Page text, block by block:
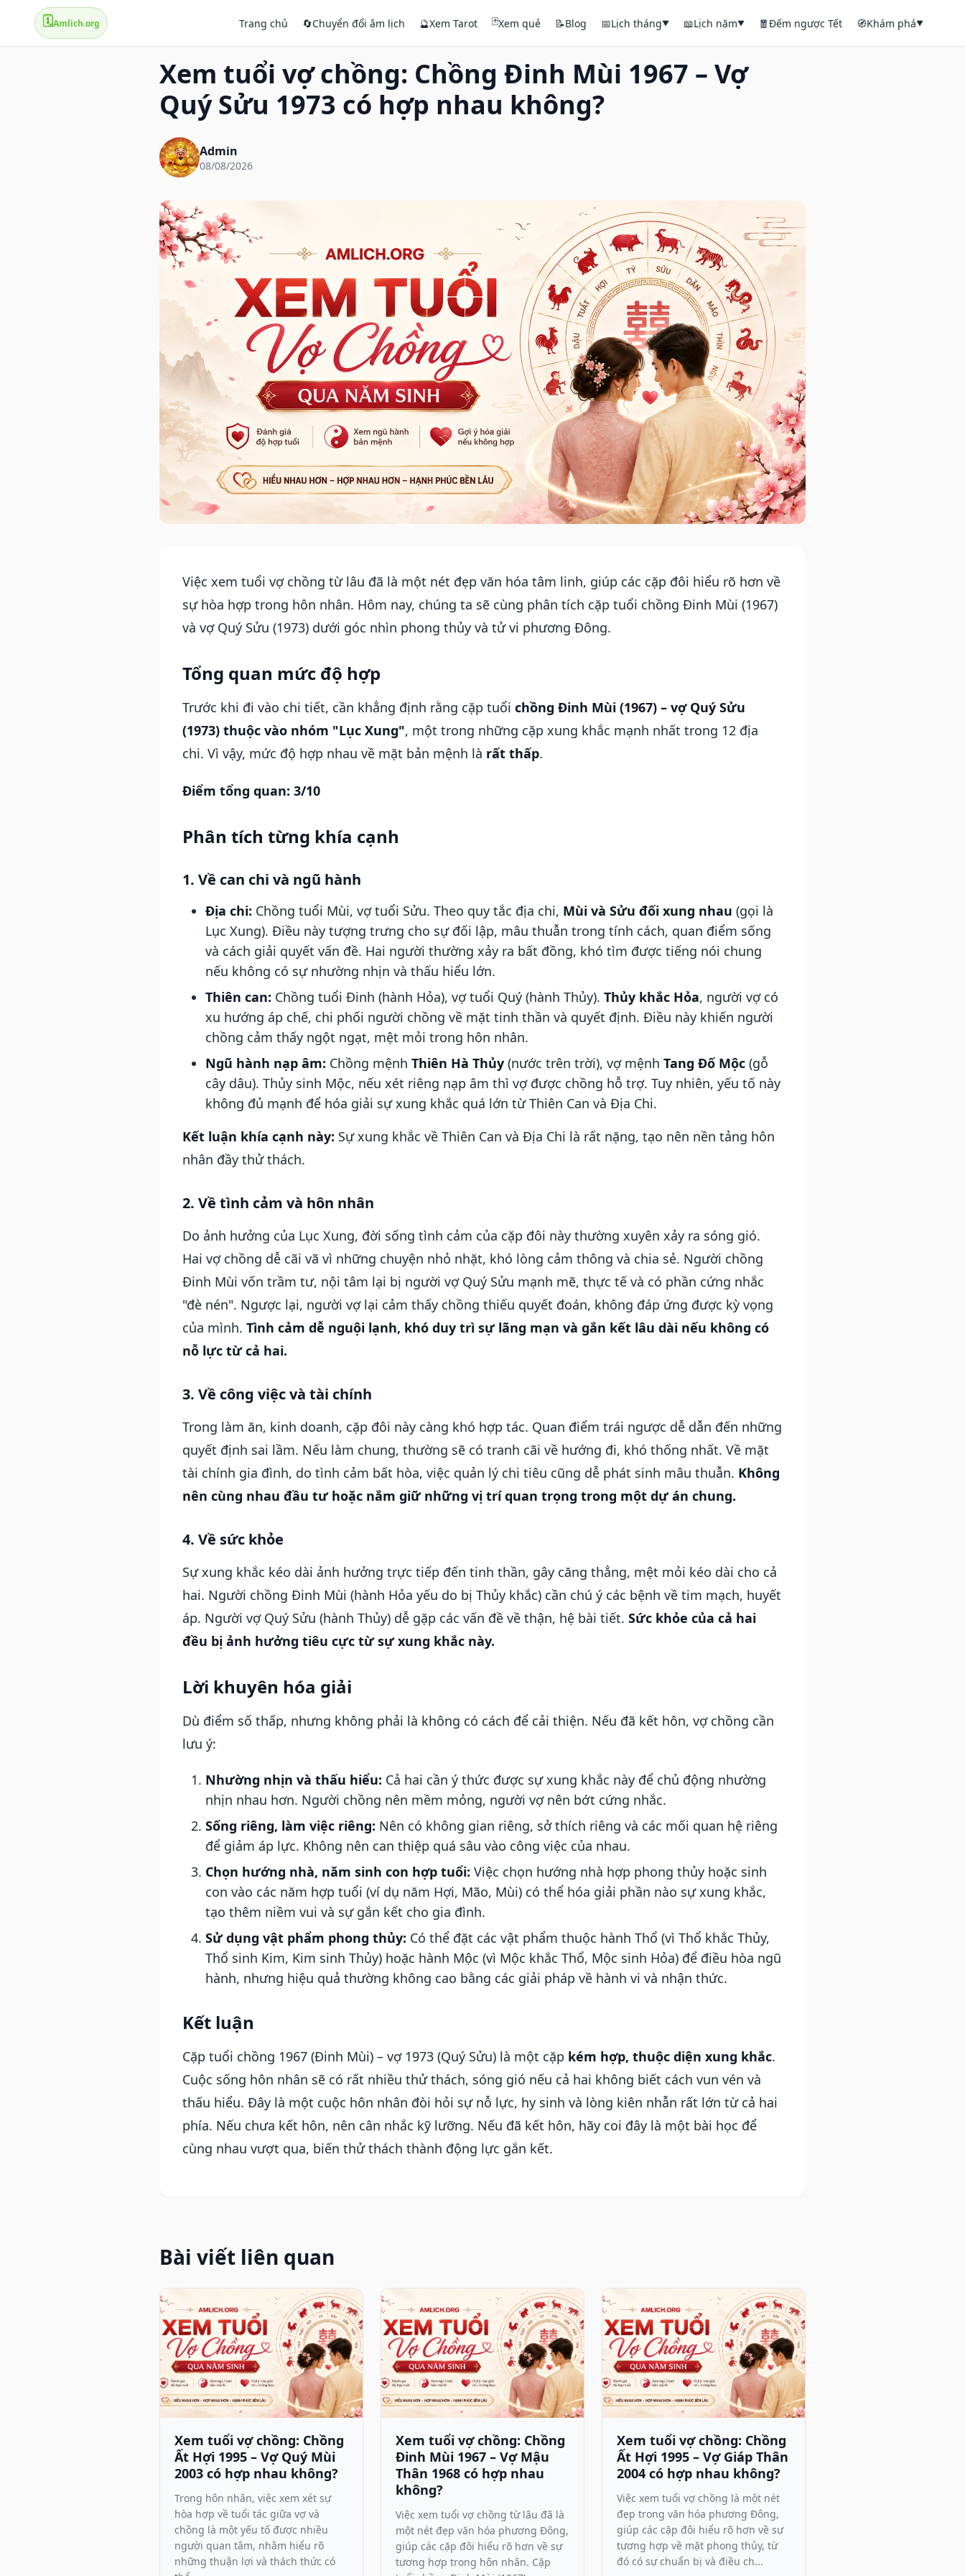
🗓️Amlich.org Trang chủ 🔄Chuyển đổi âm lịch 🔮Xem Tarot 🃏Xem quẻ 📝Blog 📅Lịch tháng▼ 📖Lịch năm▼ 🧧Đếm ngược Tết 🧭Khám phá▼
Xem tuổi vợ chồng: Chồng Đinh Mùi 1967 – Vợ
Quý Sửu 1973 có hợp nhau không?
Admin
08/08/2026
Việc xem tuổi vợ chồng từ lâu đã là một nét đẹp văn hóa tâm linh, giúp các cặp đôi hiểu rõ hơn về
sự hòa hợp trong hôn nhân. Hôm nay, chúng ta sẽ cùng phân tích cặp tuổi chồng Đinh Mùi (1967)
và vợ Quý Sửu (1973) dưới góc nhìn phong thủy và tử vi phương Đông.
Tổng quan mức độ hợp
Trước khi đi vào chi tiết, cần khẳng định rằng cặp tuổi chồng Đinh Mùi (1967) – vợ Quý Sửu
(1973) thuộc vào nhóm "Lục Xung", một trong những cặp xung khắc mạnh nhất trong 12 địa
chi. Vì vậy, mức độ hợp nhau về mặt bản mệnh là rất thấp.
Điểm tổng quan: 3/10
Phân tích từng khía cạnh
1. Về can chi và ngũ hành
Địa chi: Chồng tuổi Mùi, vợ tuổi Sửu. Theo quy tắc địa chi, Mùi và Sửu đối xung nhau (gọi là
Lục Xung). Điều này tượng trưng cho sự đối lập, mâu thuẫn trong tính cách, quan điểm sống
và cách giải quyết vấn đề. Hai người thường xảy ra bất đồng, khó tìm được tiếng nói chung
nếu không có sự nhường nhịn và thấu hiểu lớn.
Thiên can: Chồng tuổi Đinh (hành Hỏa), vợ tuổi Quý (hành Thủy). Thủy khắc Hỏa, người vợ có
xu hướng áp chế, chi phối người chồng về mặt tinh thần và quyết định. Điều này khiến người
chồng cảm thấy ngột ngạt, mệt mỏi trong hôn nhân.
Ngũ hành nạp âm: Chồng mệnh Thiên Hà Thủy (nước trên trời), vợ mệnh Tang Đố Mộc (gỗ
cây dâu). Thủy sinh Mộc, nếu xét riêng nạp âm thì vợ được chồng hỗ trợ. Tuy nhiên, yếu tố này
không đủ mạnh để hóa giải sự xung khắc quá lớn từ Thiên Can và Địa Chi.
Kết luận khía cạnh này: Sự xung khắc về Thiên Can và Địa Chi là rất nặng, tạo nên nền tảng hôn
nhân đầy thử thách.
2. Về tình cảm và hôn nhân
Do ảnh hưởng của Lục Xung, đời sống tình cảm của cặp đôi này thường xuyên xảy ra sóng gió.
Hai vợ chồng dễ cãi vã vì những chuyện nhỏ nhặt, khó lòng cảm thông và chia sẻ. Người chồng
Đinh Mùi vốn trầm tư, nội tâm lại bị người vợ Quý Sửu mạnh mẽ, thực tế và có phần cứng nhắc
"đè nén". Ngược lại, người vợ lại cảm thấy chồng thiếu quyết đoán, không đáp ứng được kỳ vọng
của mình. Tình cảm dễ nguội lạnh, khó duy trì sự lãng mạn và gắn kết lâu dài nếu không có
nỗ lực từ cả hai.
3. Về công việc và tài chính
Trong làm ăn, kinh doanh, cặp đôi này càng khó hợp tác. Quan điểm trái ngược dễ dẫn đến những
quyết định sai lầm. Nếu làm chung, thường sẽ có tranh cãi về hướng đi, khó thống nhất. Về mặt
tài chính gia đình, do tình cảm bất hòa, việc quản lý chi tiêu cũng dễ phát sinh mâu thuẫn. Không
nên cùng nhau đầu tư hoặc nắm giữ những vị trí quan trọng trong một dự án chung.
4. Về sức khỏe
Sự xung khắc kéo dài ảnh hưởng trực tiếp đến tinh thần, gây căng thẳng, mệt mỏi kéo dài cho cả
hai. Người chồng Đinh Mùi (hành Hỏa yếu do bị Thủy khắc) cần chú ý các bệnh về tim mạch, huyết
áp. Người vợ Quý Sửu (hành Thủy) dễ gặp các vấn đề về thận, hệ bài tiết. Sức khỏe của cả hai
đều bị ảnh hưởng tiêu cực từ sự xung khắc này.
Lời khuyên hóa giải
Dù điểm số thấp, nhưng không phải là không có cách để cải thiện. Nếu đã kết hôn, vợ chồng cần
lưu ý:
Nhường nhịn và thấu hiểu: Cả hai cần ý thức được sự xung khắc này để chủ động nhường
nhịn nhau hơn. Người chồng nên mềm mỏng, người vợ nên bớt cứng nhắc.
Sống riêng, làm việc riêng: Nên có không gian riêng, sở thích riêng và các mối quan hệ riêng
để giảm áp lực. Không nên can thiệp quá sâu vào công việc của nhau.
Chọn hướng nhà, năm sinh con hợp tuổi: Việc chọn hướng nhà hợp phong thủy hoặc sinh
con vào các năm hợp tuổi (ví dụ năm Hợi, Mão, Mùi) có thể hóa giải phần nào sự xung khắc,
tạo thêm niềm vui và sự gắn kết cho gia đình.
Sử dụng vật phẩm phong thủy: Có thể đặt các vật phẩm thuộc hành Thổ (vì Thổ khắc Thủy,
Thổ sinh Kim, Kim sinh Thủy) hoặc hành Mộc (vì Mộc khắc Thổ, Mộc sinh Hỏa) để điều hòa ngũ
hành, nhưng hiệu quả thường không cao bằng các giải pháp về hành vi và nhận thức.
Kết luận
Cặp tuổi chồng 1967 (Đinh Mùi) – vợ 1973 (Quý Sửu) là một cặp kém hợp, thuộc diện xung khắc.
Cuộc sống hôn nhân sẽ có rất nhiều thử thách, sóng gió nếu cả hai không biết cách vun vén và
thấu hiểu. Đây là một cuộc hôn nhân đòi hỏi sự nỗ lực, hy sinh và lòng kiên nhẫn rất lớn từ cả hai
phía. Nếu chưa kết hôn, nên cân nhắc kỹ lưỡng. Nếu đã kết hôn, hãy coi đây là một bài học để
cùng nhau vượt qua, biến thử thách thành động lực gắn kết.
Bài viết liên quan
Xem tuổi vợ chồng: Chồng
Ất Hợi 1995 – Vợ Quý Mùi
2003 có hợp nhau không?
Trong hôn nhân, việc xem xét sự
hòa hợp về tuổi tác giữa vợ và
chồng là một yếu tố được nhiều
người quan tâm, nhằm hiểu rõ
những thuận lợi và thách thức có
Xem tuổi vợ chồng: Chồng
Đinh Mùi 1967 – Vợ Mậu
Thân 1968 có hợp nhau
không?
Việc xem tuổi vợ chồng từ lâu đã là
một nét đẹp văn hóa phương Đông,
giúp các cặp đôi hiểu rõ hơn về sự
tương hợp trong hôn nhân. Cặp
Xem tuổi vợ chồng: Chồng
Ất Hợi 1995 – Vợ Giáp Thân
2004 có hợp nhau không?
Việc xem tuổi vợ chồng là một nét
đẹp trong văn hóa phương Đông,
giúp các cặp đôi hiểu rõ hơn về sự
tương hợp về mặt phong thủy, từ
đó có sự chuẩn bị và điều ch...